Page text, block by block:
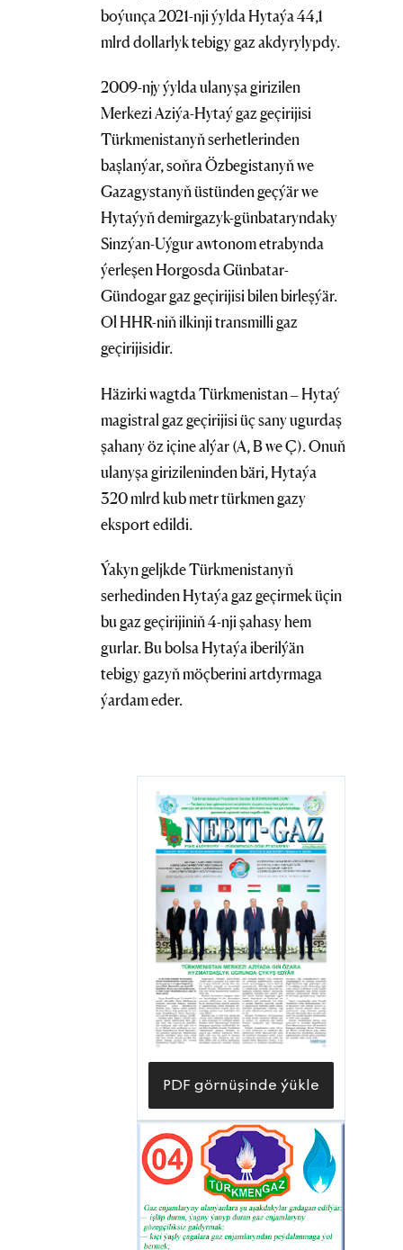
boýunça 2021-nji ýylda Hytaýa 44,1
mlrd dollarlyk tebigy gaz akdyrylypdy.
2009-njy ýylda ulanyşa girizilen
Merkezi Aziýa-Hytaý gaz geçirijisi
Türkmenistanyň serhetlerinden
başlanýar, soňra Özbegistanyň we
Gazagystanyň üstünden geçýär we
Hytaýyň demirgazyk-günbataryndaky
Sinzýan-Uýgur awtonom etrabynda
ýerleşen Horgosda Günbatar-
Gündogar gaz geçirijisi bilen birleşýär.
Ol HHR-niň ilkinji transmilli gaz
geçirijisidir.
Häzirki wagtda Türkmenistan – Hytaý
magistral gaz geçirijisi üç sany ugurdaş
şahany öz içine alýar (A, B we Ç). Onuň
ulanyşa girizileninden bäri, Hytaýa
320 mlrd kub metr türkmen gazy
eksport edildi.
Ýakyn geljkde Türkmenistanyň
serhedinden Hytaýa gaz geçirmek üçin
bu gaz geçirijiniň 4-nji şahasy hem
gurlar. Bu bolsa Hytaýa iberilýän
tebigy gazyň möçberini artdyrmaga
ýardam eder.
PDF görnüşinde ýükle